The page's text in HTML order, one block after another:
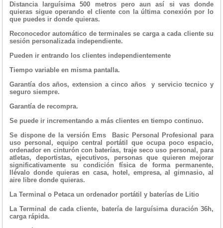
Distancia larguísima 500 metros pero aun así si vas donde
quieras sigue operando el cliente con la última conexión por lo
que puedes ir donde quieras.
Reconocedor automático de terminales se carga a cada cliente su
sesión personalizada independiente.
Pueden ir entrando los clientes independientemente
Tiempo variable en misma pantalla.
Garantía dos años, extension a cinco años y servicio tecnico y
seguro siempre.
Garantía de recompra.
Se puede ir incrementando a más clientes en tiempo continuo.
Se dispone de la versión Ems Basic Personal Profesional para
uso personal, equipo central portátil que ocupa poco espacio,
ordenador en cinturón con baterías, traje seco uso personal, para
atletas, deportistas, ejecutivos, personas que quieren mejorar
significativamente su condición física de forma permanente,
llévalo donde quieras en casa, hotel, empresa, al gimnasio, al
aire libre donde quieras.
La Terminal o Petaca un ordenador portátil y baterías de Litio
La Terminal de cada cliente, batería de larguísima duración 36h,
carga rápida.